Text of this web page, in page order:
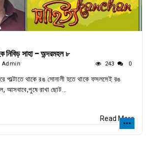
নিবিড় সাহা - অন্দরমহল ৮
Admin 243 0
থাকে রঙ সোনালী হতে থাকে ফসলসেই রঙ
আসবাবে,পুষে রাখা ছোট...
Read More